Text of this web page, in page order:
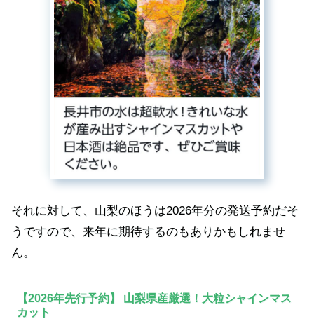
それに対して、山梨のほうは2026年分の発送予約だそ
うですので、来年に期待するのもありかもしれませ
ん。
【2026年先行予約】 山梨県産厳選！大粒シャインマス
カット